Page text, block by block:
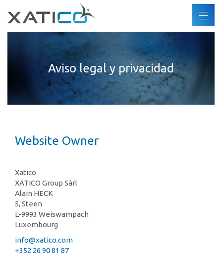
Xatico
Quiénes somos
Política corporativa
Política medioambiental
Buscar
ES
Aviso legal y privacidad
Website Owner
Xatico
XATICO Group Sàrl
Alain HECK
5, Steen
L-9993 Weiswampach
Luxembourg
info@xatico.com
+352 26 90 81 87